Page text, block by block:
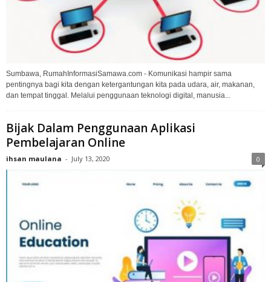
Sumbawa, RumahInformasiSamawa.com - Komunikasi hampir sama
pentingnya bagi kita dengan ketergantungan kita pada udara, air, makanan,
dan tempat tinggal. Melalui penggunaan teknologi digital, manusia...
Bijak Dalam Penggunaan Aplikasi
Pembelajaran Online
ihsan maulana - July 13, 2020 0